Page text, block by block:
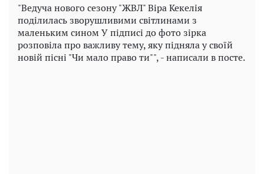
"Ведуча нового сезону "ЖВЛ" Віра Кекелія
поділилась зворушливими світлинами з
маленьким сином У підписі до фото зірка
розповіла про важливу тему, яку підняла у своїй
новій пісні "Чи мало право ти"", - написали в посте.